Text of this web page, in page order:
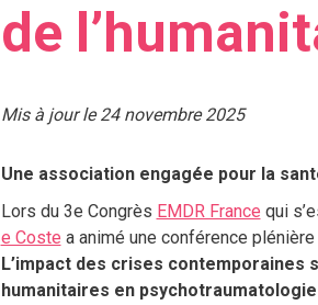
de
Mis à jour le 24 novembre 2025
Une association engagée pour la
Lors du 3e Congrès EMDR France qui
e Coste a animé une conférence
L’impact des crises
humanitaires en